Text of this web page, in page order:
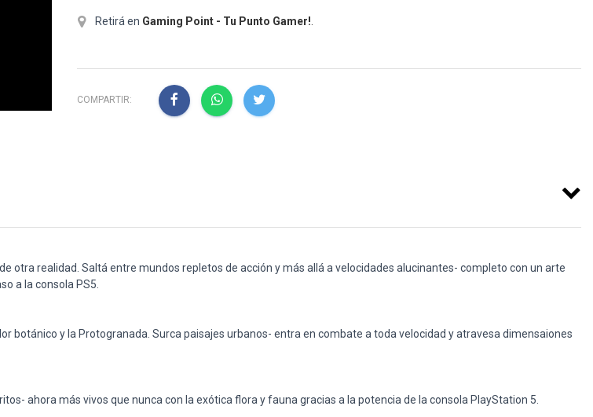
Retirá en Gaming Point - Tu Punto Gamer!
COMPARTIR:
realidad. Saltá entre mundos repletos de acción y más allá a velocidades alucinantes- completo con un arte
a la consola PS5.
botánico y la Protogranada. Surca paisajes urbanos- entra en combate a toda velocidad y atravesa dimensaiones
ahora más vivos que nunca con la exótica flora y fauna gracias a la potencia de la consola PlayStation 5.